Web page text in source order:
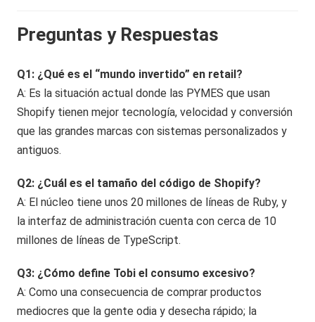
Preguntas y Respuestas
Q1: ¿Qué es el “mundo invertido” en retail?
A: Es la situación actual donde las PYMES que usan
Shopify tienen mejor tecnología, velocidad y conversión
que las grandes marcas con sistemas personalizados y
antiguos.
Q2: ¿Cuál es el tamaño del código de Shopify?
A: El núcleo tiene unos 20 millones de líneas de Ruby, y
la interfaz de administración cuenta con cerca de 10
millones de líneas de TypeScript.
Q3: ¿Cómo define Tobi el consumo excesivo?
A: Como una consecuencia de comprar productos
mediocres que la gente odia y desecha rápido; la